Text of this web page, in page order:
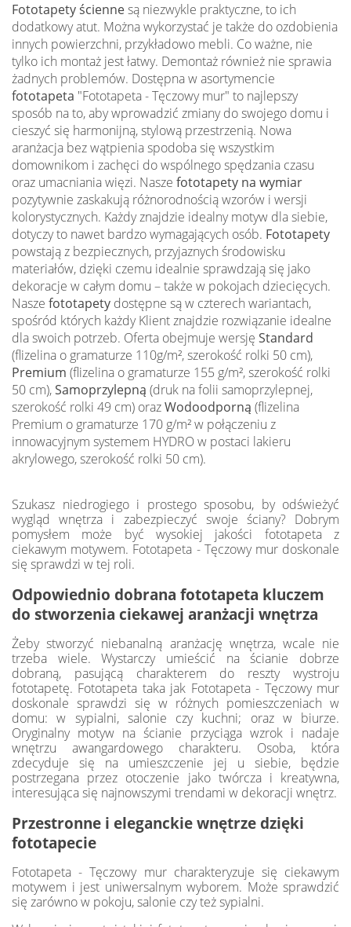
Fototapety ściennesą niezwykle praktyczne, to ich
dodatkowy atut. Można wykorzystać je także do ozdobienia
innych powierzchni, przykładowo mebli. Co ważne, nie
tylko ich montaż jest łatwy. Demontaż również nie sprawia
żadnych problemów. Dostępna w asortymencie
fototapeta "Fototapeta - Tęczowy mur" to najlepszy
sposób na to, aby wprowadzić zmiany do swojego domu i
cieszyć się harmonijną, stylową przestrzenią. Nowa
aranżacja bez wątpienia spodoba się wszystkim
domownikom i zachęci do wspólnego spędzania czasu
oraz umacniania więzi. Nasze fototapety na wymiar
pozytywnie zaskakują różnorodnością wzorów i wersji
kolorystycznych. Każdy znajdzie idealny motyw dla siebie,
dotyczy to nawet bardzo wymagających osób. Fototapety
powstają z bezpiecznych, przyjaznych środowisku
materiałów, dzięki czemu idealnie sprawdzają się jako
dekoracje w całym domu – także w pokojach dziecięcych.
Nasze fototapety dostępne są w czterech wariantach,
spośród których każdy Klient znajdzie rozwiązanie idealne
dla swoich potrzeb. Oferta obejmuje wersję Standard
(flizelina o gramaturze 110g/m², szerokość rolki 50 cm),
Premium (flizelina o gramaturze 155 g/m², szerokość rolki
50 cm),Samoprzylepną (druk na folii samoprzylepnej,
szerokość rolki 49 cm) orazWodoodporną (flizelina
Premium o gramaturze 170 g/m² w połączeniu z
innowacyjnym systemem HYDRO w postaci lakieru
akrylowego, szerokość rolki 50 cm).
Szukasz niedrogiego i prostego sposobu, by odświeżyć
wygląd wnętrza i zabezpieczyć swoje ściany? Dobrym
pomysłem może być wysokiej jakości fototapeta z
ciekawym motywem. Fototapeta - Tęczowy mur doskonale
się sprawdzi w tej roli.
Odpowiednio dobrana fototapeta kluczem
do stworzenia ciekawej aranżacji wnętrza
Żeby stworzyć niebanalną aranżację wnętrza, wcale nie
trzeba wiele. Wystarczy umieścić na ścianie dobrze
dobraną, pasującą charakterem do reszty wystroju
fototapetę. Fototapeta taka jak Fototapeta - Tęczowy mur
doskonale sprawdzi się w różnych pomieszczeniach w
domu: w sypialni, salonie czy kuchni; oraz w biurze.
Oryginalny motyw na ścianie przyciąga wzrok i nadaje
wnętrzu awangardowego charakteru. Osoba, która
zdecyduje się na umieszczenie jej u siebie, będzie
postrzegana przez otoczenie jako twórcza i kreatywna,
interesująca się najnowszymi trendami w dekoracji wnętrz.
Przestronne i eleganckie wnętrze dzięki
fototapecie
Fototapeta - Tęczowy mur charakteryzuje się ciekawym
motywem i jest uniwersalnym wyborem. Może sprawdzić
się zarówno w pokoju, salonie czy też sypialni.